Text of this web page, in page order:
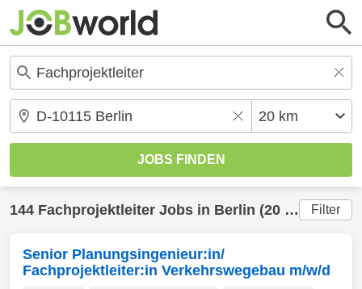
144 Fachprojektleiter Jobs in Berlin (20 km) gefunden Filter
Senior Planungsingenieur:in/
Fachprojektleiter:in Verkehrswegebau m/w/d